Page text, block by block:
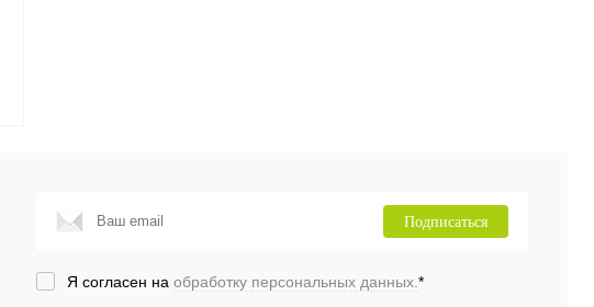
Подписаться
Я согласен на обработку персональных данных. *